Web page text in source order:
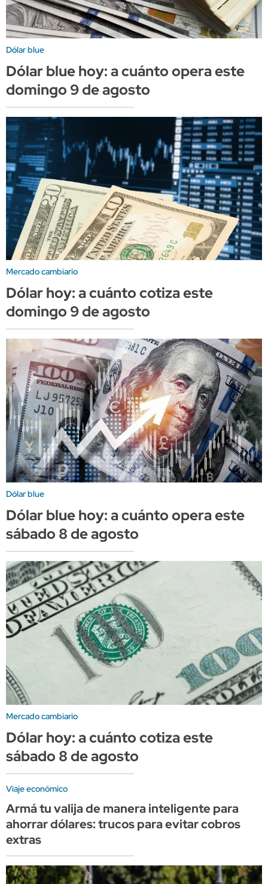
Dólar blue
Dólar blue hoy: a cuánto opera este
domingo 9 de agosto
Mercado cambiario
Dólar hoy: a cuánto cotiza este
domingo 9 de agosto
Dólar blue
Dólar blue hoy: a cuánto opera este
sábado 8 de agosto
Mercado cambiario
Dólar hoy: a cuánto cotiza este
sábado 8 de agosto
Viaje económico
Armá tu valija de manera inteligente para
ahorrar dólares: trucos para evitar cobros
extras